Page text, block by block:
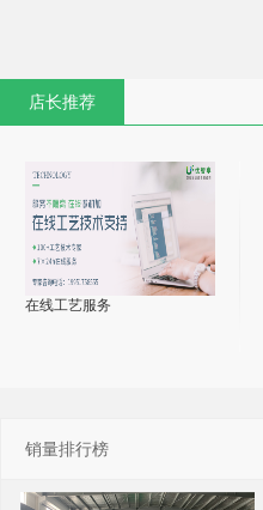
店长推荐
在线工艺服务
销量排行榜